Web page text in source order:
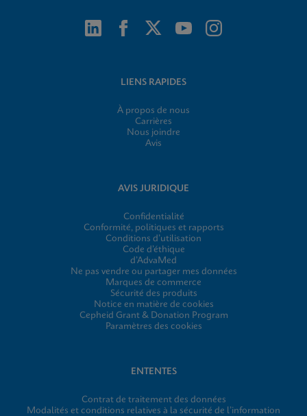
LIENS RAPIDES
À propos de nous
Carrières
Nous joindre
Avis
AVIS JURIDIQUE
Confidentialité
Conformité, politiques et rapports
Conditions d’utilisation
Code d’éthique
d’AdvaMed
Ne pas vendre ou partager mes données
Marques de commerce
Sécurité des produits
Notice en matière de cookies
Cepheid Grant & Donation Program
Paramètres des cookies
ENTENTES
Contrat de traitement des données
Modalités et conditions relatives à la sécurité de l’information